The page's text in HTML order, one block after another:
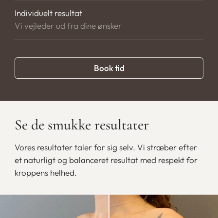
Book tid
Individuelt resultat
Vi vejleder ud fra dine ønsker
Se de smukke resultater
Vores resultater taler for sig selv. Vi stræber efter
et naturligt og balanceret resultat med respekt for
kroppens helhed.